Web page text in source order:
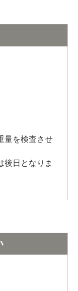
量を検査させ
後日となりま